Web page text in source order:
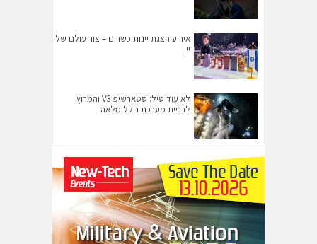
אירוע הצגת יינות כשרים – צור עולם של
יין
לא עוד טיל: סטארשיפ V3 והמרוץ
לבניית מערכת חלל מלאה